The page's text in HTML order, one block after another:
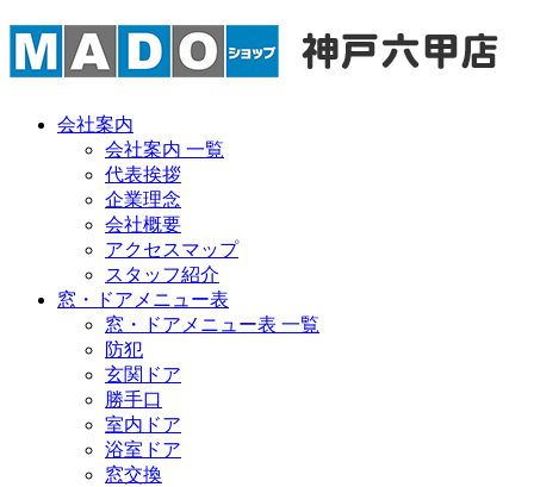
会社案内
会社案内 一覧
代表挨拶
企業理念
会社概要
アクセスマップ
スタッフ紹介
窓・ドアメニュー表
窓・ドアメニュー表 一覧
防犯
玄関ドア
勝手口
室内ドア
浴室ドア
窓交換